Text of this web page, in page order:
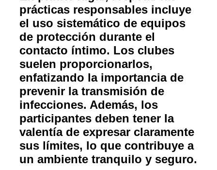
prácticas responsables incluye
el uso sistemático de equipos
de protección durante el
contacto íntimo. Los clubes
suelen proporcionarlos,
enfatizando la importancia de
prevenir la transmisión de
infecciones. Además, los
participantes deben tener la
valentía de expresar claramente
sus límites, lo que contribuye a
un ambiente tranquilo y seguro.